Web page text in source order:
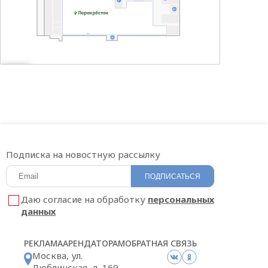
РЕКЛАМААРЕНДАТОРАМОБРАТНАЯ СВЯЗЬ
Москва, ул.
Подписка на новостную рассылку
ПОДПИСАТЬСЯ
Даю согласие на обработку персональных
данных